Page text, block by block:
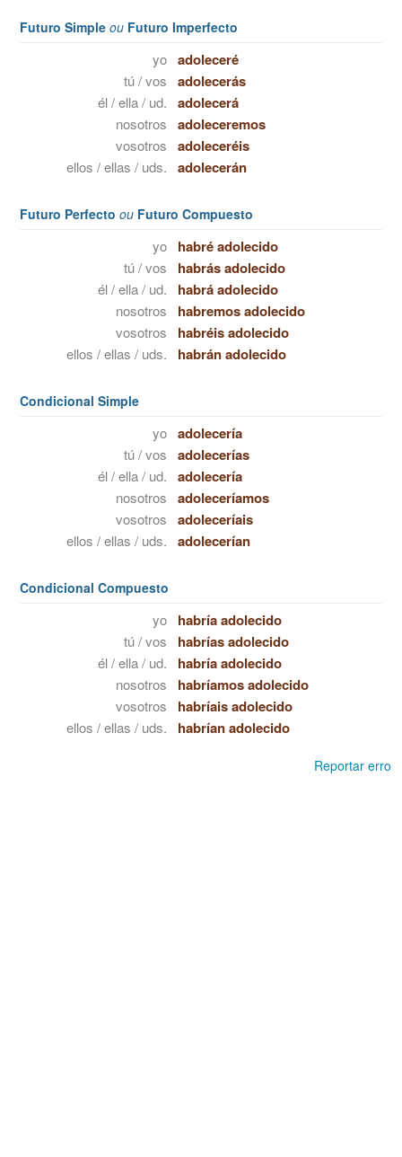
Futuro Simple ou Futuro Imperfecto
yo adoleceré
tú / vos adolecerás
él / ella / ud. adolecerá
nosotros adoleceremos
vosotros adoleceréis
ellos / ellas / uds. adolecerán
Futuro Perfecto ou Futuro Compuesto
yo habré adolecido
tú / vos habrás adolecido
él / ella / ud. habrá adolecido
nosotros habremos adolecido
vosotros habréis adolecido
ellos / ellas / uds. habrán adolecido
Condicional Simple
yo adolecería
tú / vos adolecerías
él / ella / ud. adolecería
nosotros adoleceríamos
vosotros adoleceríais
ellos / ellas / uds. adolecerían
Condicional Compuesto
yo habría adolecido
tú / vos habrías adolecido
él / ella / ud. habría adolecido
nosotros habríamos adolecido
vosotros habríais adolecido
ellos / ellas / uds. habrían adolecido
Reportar erro